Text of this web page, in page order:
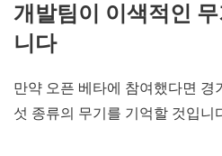
개발팀이 이색적인
니다
만약 오픈 베타에 참여했다면 경
섯 종류의 무기를 기억할 것입니